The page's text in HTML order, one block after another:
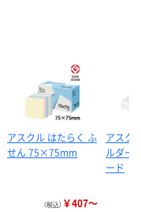
アスクル はたらく ふ
せん 75×75mm
（税込） ￥407～
アスク
ルダー
ード